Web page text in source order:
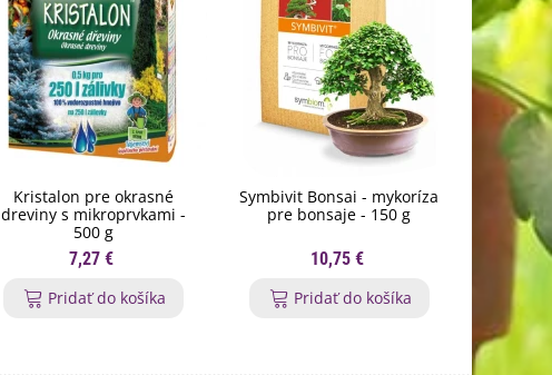
Kristalon pre okrasné
dreviny s mikroprvkami -
500 g
7,27 €
Pridať do košíka
Symbivit Bonsai - mykoríza
pre bonsaje - 150 g
10,75 €
Pridať do košíka